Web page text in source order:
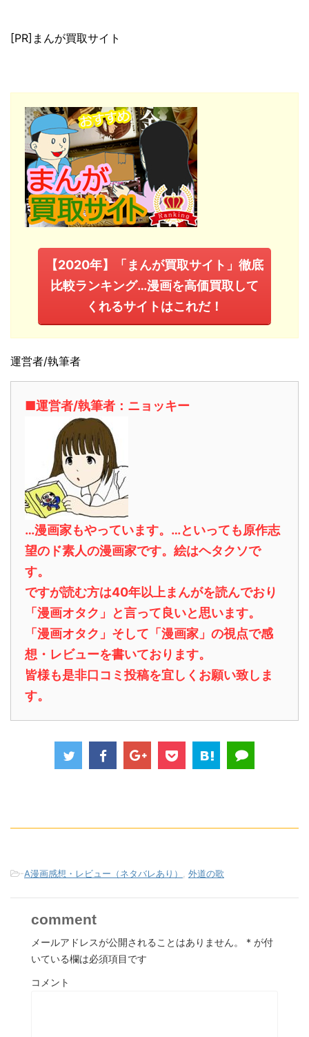
[PR]まんが買取サイト
【2020年】「まんが買取サイト」徹底
比較ランキング…漫画を高価買取して
くれるサイトはこれだ！
運営者/執筆者
■運営者/執筆者：ニョッキー
…漫画家もやっています。…といっても原作志
望のド素人の漫画家です。絵はヘタクソで
す。
ですが読む方は40年以上まんがを読んでおり
「漫画オタク」と言って良いと思います。
「漫画オタク」そして「漫画家」の視点で感
想・レビューを書いております。
皆様も是非口コミ投稿を宜しくお願い致しま
す。
-A漫画感想・レビュー（ネタバレあり） 外道の歌
comment
メールアドレスが公開されることはありません。 * が付
いている欄は必須項目です
コメント